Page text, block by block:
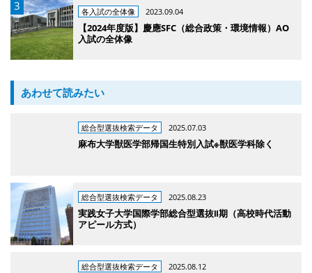
各入試の全体像 2023.09.04
【2024年度版】慶應SFC（総合政策・環境情報）AO
入試の全体像
あわせて読みたい
総合型選抜検索データ 2025.07.03
麻布大学獣医学部帰国生特別入試※獣医学科除く
総合型選抜検索データ 2025.08.23
実践女子大学国際学部総合型選抜Ⅱ期（高校時代活動
アピール方式）
総合型選抜検索データ 2025.08.12